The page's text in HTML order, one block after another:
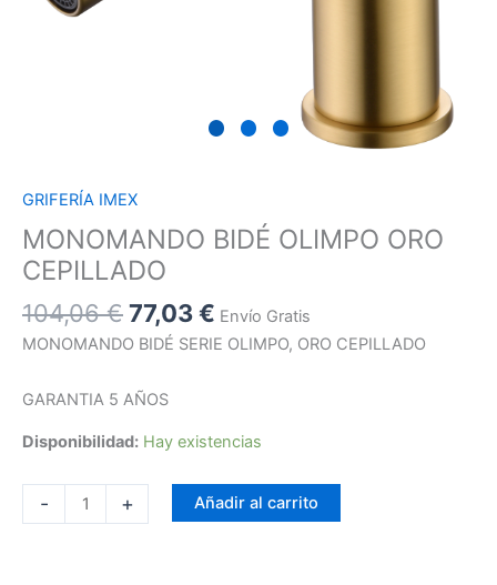
GRIFERÍA IMEX
MONOMANDO BIDÉ OLIMPO ORO
CEPILLADO
104,06€77,03€ Envío Gratis
MONOMANDO BIDÉ SERIE OLIMPO, ORO CEPILLADO
GARANTIA 5 AÑOS
Disponibilidad: Hay existencias
- + Añadir al carrito